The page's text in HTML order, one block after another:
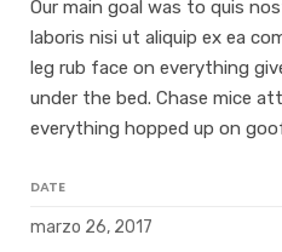
Our main goal was to quis
laboris nisi ut aliquip ex ea
leg rub face on everything
under the bed. Chase mice
everything hopped up on
DATE
marzo 26, 2017